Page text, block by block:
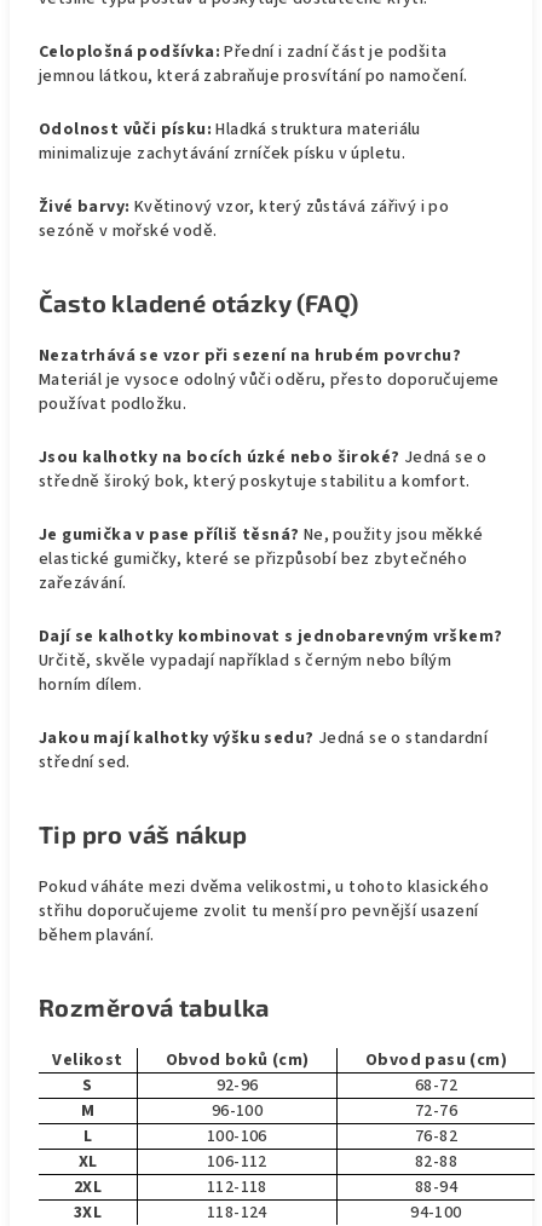
Celoplošná podšívka:Přední i zadní část je podšita
jemnou látkou, která zabraňuje prosvítání po namočení.
Odolnost vůči písku:Hladká struktura materiálu
minimalizuje zachytávání zrníček písku v úpletu.
Živé barvy: Květinový vzor, který zůstává zářivý i po
sezóně v mořské vodě.
Často kladené otázky (FAQ)
Nezatrhává se vzor při sezení na hrubém povrchu?
Materiál je vysoce odolný vůči oděru, přesto doporučujeme
používat podložku.
Jsou kalhotky na bocích úzké nebo široké? Jedná se o
středně široký bok, který poskytuje stabilitu a komfort.
Je gumička v pase příliš těsná? Ne, použity jsou měkké
elastické gumičky, které se přizpůsobí bez zbytečného
zařezávání.
Dají se kalhotky kombinovat s jednobarevným vrškem?
Určitě, skvěle vypadají například s černým nebo bílým
horním dílem.
Jakou mají kalhotky výšku sedu? Jedná se o standardní
střední sed.
Tip pro váš nákup
Pokud váháte mezi dvěma velikostmi, u tohoto klasického
střihu doporučujeme zvolit tu menší pro pevnější usazení
během plavání.
Rozměrová tabulka
Velikost Obvod boků (cm)
Obvod pasu (cm)
S
92-96
68-72
M
96-100
72-76
L
100-106
76-82
XL
106-112
82-88
2XL
112-118
88-94
3XL
118-124 94-100